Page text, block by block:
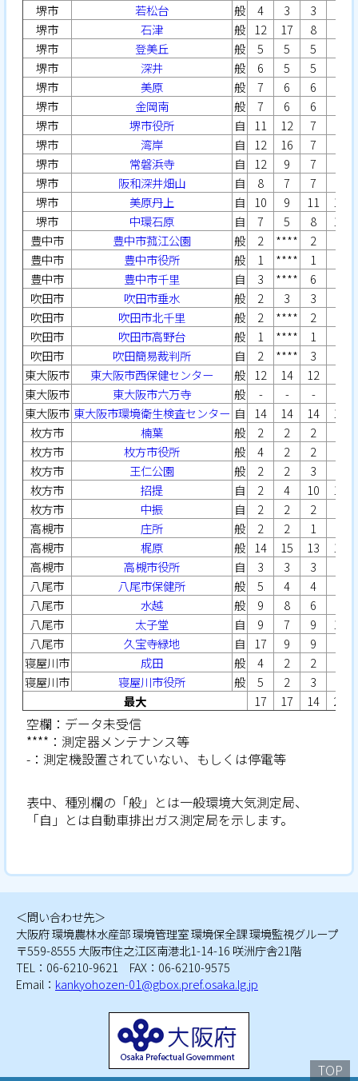
堺市
若松台 般 4 3 3
堺市
石津 般 12 17 8
堺市
登美丘 般 5 5 5
堺市
深井 般 6 5 5
堺市
美原 般 7 6 6
堺市
金岡南 般 7 6 6
堺市
堺市役所 自 11 12 7
堺市
湾岸 自 12 16 7
堺市
常磐浜寺 自 12 9 7
堺市
阪和深井畑山 自 8 7 7
堺市
美原丹上 自 10 9 11
12
堺市
中環石原 自 7 5 8
11
豊中市
豊中市菰江公園 般 2 **** 2
豊中市
豊中市役所 般 1 **** 1
豊中市
豊中市千里 自 3 **** 6
吹田市
吹田市垂水 般 2 3 3
吹田市
吹田市北千里 般 2 **** 2
吹田市
吹田市高野台 般 1 **** 1
吹田市
吹田簡易裁判所 自 2 **** 3
東大阪市
東大阪市西保健センター 般 12 14 12
東大阪市
東大阪市六万寺 般 - - -
東大阪市 東大阪市環境衛生検査センター 自 14 14 14
14
枚方市
楠葉 般 2 2 2
枚方市
枚方市役所 般 4 2 2
枚方市
王仁公園 般 2 2 3
枚方市
招提 自 2 4 10
13
枚方市
中振 自 2 2 2
高槻市
庄所 般 2 2 1
高槻市
梶原 般 14 15 13
13
高槻市
高槻市役所 自 3 3 3
八尾市
八尾市保健所 般 5 4 4
八尾市
水越 般 9 8 6
八尾市
太子堂 自 9 7 9
12
八尾市
久宝寺緑地 自 17 9 9
寝屋川市
成田 般 4 2 2
寝屋川市
寝屋川市役所 般 5 2 3
最大
17 17 14 22
空欄：データ未受信
****：測定器メンテナンス等
-：測定機設置されていない、もしくは停電等
表中、種別欄の「般」とは一般環境大気測定局、
「自」とは自動車排出ガス測定局を示します。
＜問い合わせ先＞
大阪府 環境農林水産部 環境管理室 環境保全課 環境監視グループ
〒559-8555 大阪市住之江区南港北1-14-16 咲洲庁舎21階
TEL：06-6210-9621 FAX：06-6210-9575
Email： kankyohozen-01@gbox.pref.osaka.lg.jp
TOP